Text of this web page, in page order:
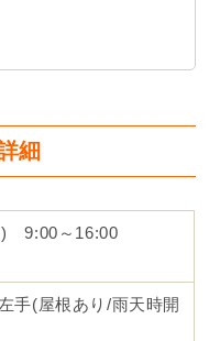
細
) 9:00～16:00
手(屋根あり/雨天時開